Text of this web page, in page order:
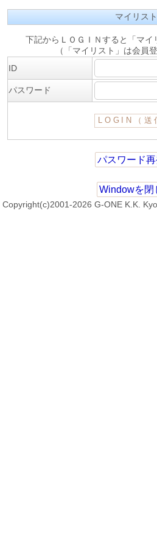
マイリスト
下記からＬＯＧＩＮすると「マイ
（「マイリスト」は会員
ID
パスワード
パスワード
Windowを閉
Copyright(c)2001-2026 G-ONE K.K.